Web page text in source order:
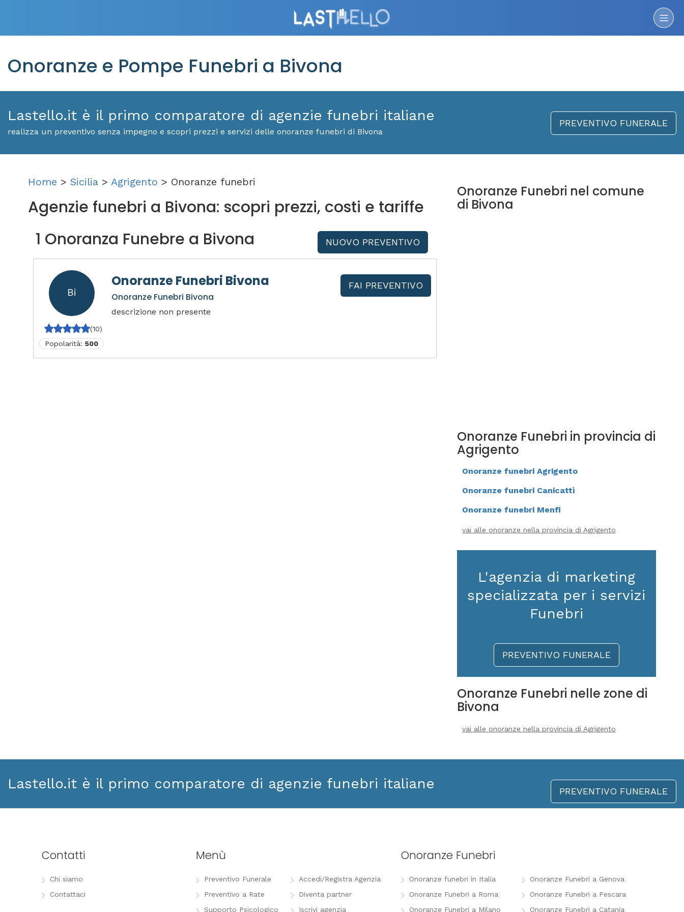
Onoranze e Pompe Funebri a Bivona
Lastello.it è il primo comparatore di agenzie funebri italiane
realizza un preventivo senza impegno e scopri prezzi e servizi delle onoranze funebri di Bivona
PREVENTIVO FUNERALE
Home > Sicilia > Agrigento > Onoranze funebri
Agenzie funebri a Bivona: scopri prezzi, costi e tariffe
1 Onoranza Funebre a Bivona
NUOVO PREVENTIVO
Bi
(10)
Popolarità: 500
Onoranze Funebri Bivona
Onoranze Funebri Bivona
descrizione non presente
FAI PREVENTIVO
Onoranze Funebri nel comune
di Bivona
Onoranze Funebri in provincia di
Agrigento
Onoranze funebri Agrigento
Onoranze funebri Canicattì
Onoranze funebri Menfi
vai alle onoranze nella provincia di Agrigento
L'agenzia di marketing
specializzata per i servizi
Funebri
PREVENTIVO FUNERALE
Onoranze Funebri nelle zone di
Bivona
vai alle onoranze nella provincia di Agrigento
Lastello.it è il primo comparatore di agenzie funebri italiane PREVENTIVO FUNERALE
Contatti
Chi siamo
Contattaci
Menù
Preventivo Funerale
Preventivo a Rate
Supporto Psicologico
Accedi/Registra Agenzia
Diventa partner
Iscrivi agenzia
Onoranze Funebri
Onoranze funebri in Italia
Onoranze Funebri a Roma
Onoranze Funebri a Milano
Onoranze Funebri a Genova
Onoranze Funebri a Pescara
Onoranze Funebri a Catania